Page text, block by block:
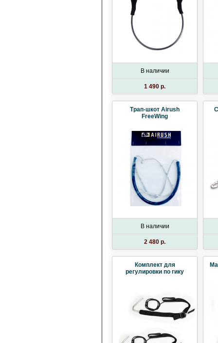
В наличии
1 490 p.
Трап-шкот Airush
FreeWing
В наличии
2 480 p.
Комплект для
регулировки по гику